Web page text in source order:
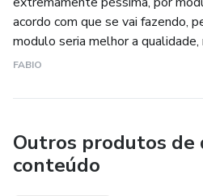
acordo com que se vai fazendo,
modulo seria melhor a qualidade,
FABIO
Outros produtos de
conteúdo